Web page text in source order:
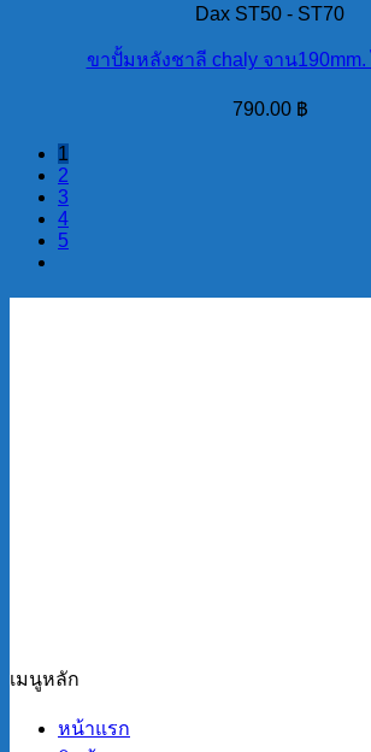
Dax ST50 - ST70
ขาปั้มหลังชาลี chaly จาน
790.00 ฿
1
2
3
4
5
เมนูหลัก
หน้าแรก